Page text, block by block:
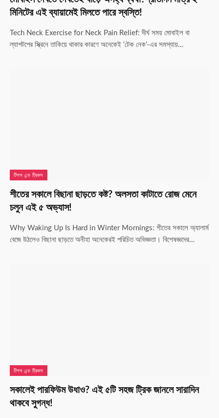
মিনিটের এই ব্যায়ামেই মিলতে পারে স্বস্তি!
Tech Neck Exercise for Neck Pain Relief: দীর্ঘ সময় মোবাইল বা
ল্যাপটপের স্ক্রিনে তাকিয়ে থাকার কারণে অনেকেই ‘টেক নেক’-এর সমস্যায়…
টিপস এন্ড ট্রিকস
শীতের সকালে বিছানা ছাড়তে কষ্ট? অলসতা কাটাতে রোজ মেনে
চলুন এই ৫ অভ্যাস!
Why Waking Up Is Hard in Winter Mornings: শীতের সকালে অ্যালার্ম
বেজে উঠলেও বিছানা ছাড়তে অনীহা অনেকেরই পরিচিত অভিজ্ঞতা। বিশেষজ্ঞদের…
টিপস এন্ড ট্রিকস
সকালেই পারফিউম উধাও? এই ৫টি সহজ ট্রিক জানলে সারাদিন
থাকবে সুগন্ধ!